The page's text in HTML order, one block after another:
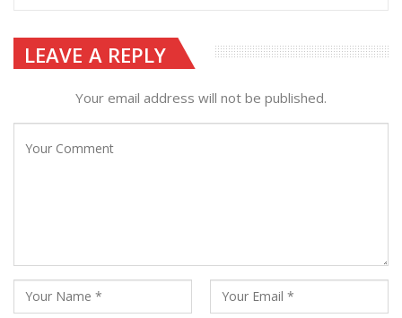
LEAVE A REPLY
Your email address will not be published.